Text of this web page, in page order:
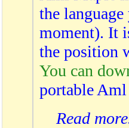
the
moment). It
the position
You can
portable
Read